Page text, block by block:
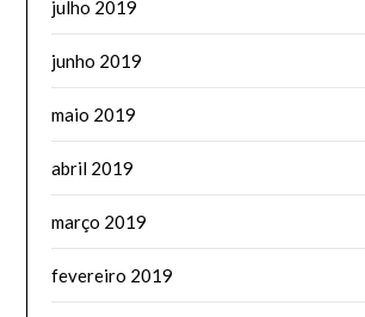
julho 2019
junho 2019
maio 2019
abril 2019
março 2019
fevereiro 2019